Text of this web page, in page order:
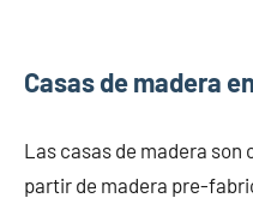
Casas de madera
Las casas de madera son
partir de madera pre-